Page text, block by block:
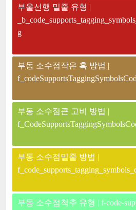
부울선행 밑줄 유형 |
g
부동 소수점작은 혹 방법 |
부동 소수점큰 고비 방법 |
부동 소수점밑줄 방법 |
부동 소수점척추 유형 | f-code-